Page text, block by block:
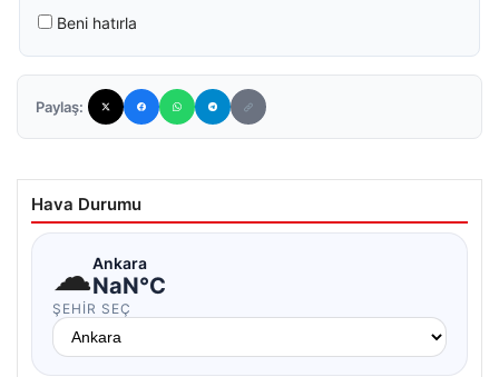
Beni hatırla
Paylaş:
Hava Durumu
☁Ankara
NaN°C
ŞEHIR SEÇ